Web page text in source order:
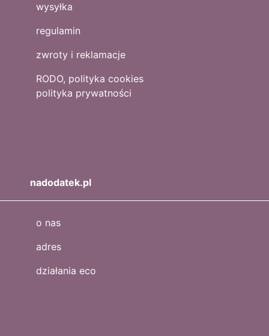
wysyłka
regulamin
zwroty i reklamacje
RODO, polityka cookies
polityka prywatności
nadodatek.pl
o nas
adres
działania eco